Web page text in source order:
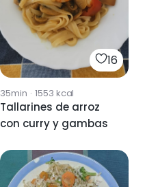
16
35min · 1553 kcal
Tallarines de arroz
con curry y gambas